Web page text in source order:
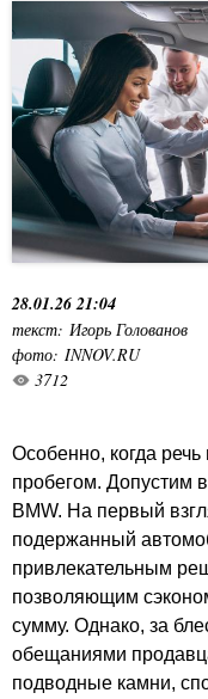
28.01.26 21:04
текст: Игорь Голованов
фото: INNOV.RU
3712
Особенно, когда
пробегом. Допустим
BMW. На первый
подержанный
привлекательным
позволяющим
сумму. Однако, за
обещаниями
подводные камни,